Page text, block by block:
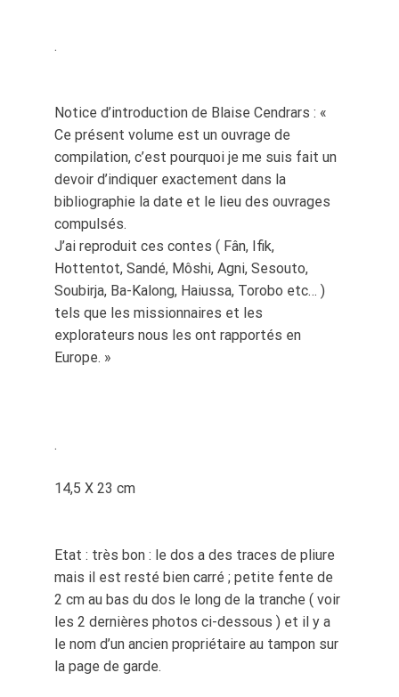
.
Notice d’introduction de Blaise Cendrars : «
Ce présent volume est un ouvrage de
compilation, c’est pourquoi je me suis fait un
devoir d’indiquer exactement dans la
bibliographie la date et le lieu des ouvrages
compulsés.
J’ai reproduit ces contes ( Fân, Ifik,
Hottentot, Sandé, Môshi, Agni, Sesouto,
Soubirja, Ba-Kalong, Haiussa, Torobo etc… )
tels que les missionnaires et les
explorateurs nous les ont rapportés en
Europe. »
.
14,5 X 23 cm
Etat : très bon : le dos a des traces de pliure
mais il est resté bien carré ; petite fente de
2 cm au bas du dos le long de la tranche ( voir
les 2 dernières photos ci-dessous ) et il y a
le nom d’un ancien propriétaire au tampon sur
la page de garde.